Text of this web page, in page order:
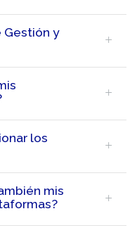
Gestión y
los
mis